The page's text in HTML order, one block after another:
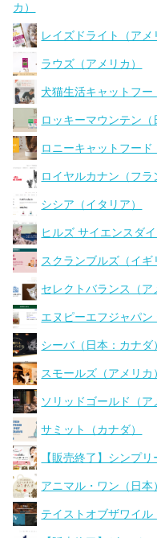
カ）
レイズドライト（アメ
ラウズ（アメリカ）
犬猫生活キャットフー
ロッキーマウンテン（
ロニーキャットフード
ロイヤルカナン（フラ
シシア（イタリア）
ヒルズ サイエンスダ
スクランブルズ（イギ
セレクトバランス（ア
エヌピーエフジャパン
シーバ（日本：カナダ
スモールズ（アメリカ
ソリッドゴールド（ア
サミット（カナダ）
【販売終了】シンプリ
アニマル・ワン（日本
テイストオブザワイル